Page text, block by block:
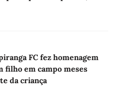
FC fez homenagem
filho em campo meses
da criança